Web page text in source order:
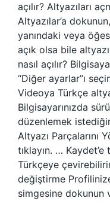
açılır? Altyazıları
Altyazılar’a
yanındaki veya
açık olsa bile
nasıl açılır?
“Diğer ayarlar”ı
Videoya Türkçe
Bilgisayarınızda
düzenlemek
Altyazı Parçalarını
tıklayın. … Kaydet’e
Türkçeye
değiştirme
simgesine dokunun